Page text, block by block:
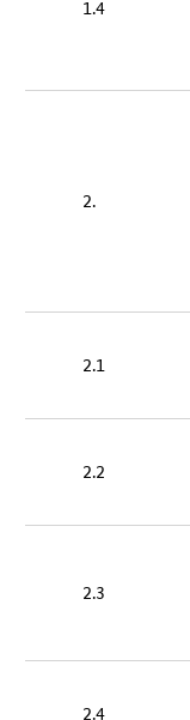
1.4
2.
2.1
2.2
2.3
2.4